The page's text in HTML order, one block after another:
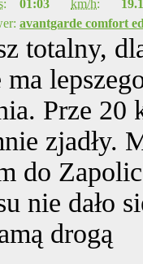
01:03 km/h:
avantgarde comfort
totalny,
Prze 20
zjadły.
do
nie dało
drogą